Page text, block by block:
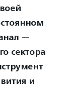
—
сектора
и